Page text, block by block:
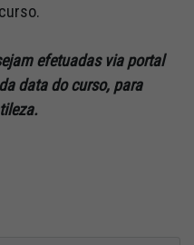
efetuadas via portal
data do curso, para